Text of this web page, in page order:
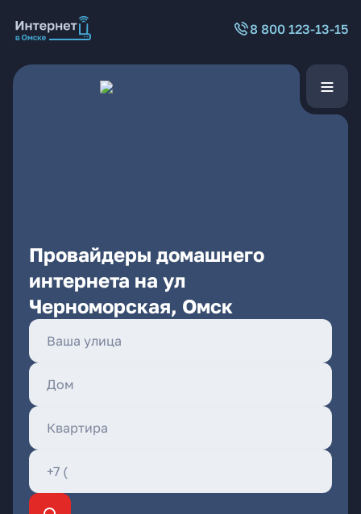
8 800 123-13-15
Провайдеры домашнего
интернета на ул
Черноморская, Омск